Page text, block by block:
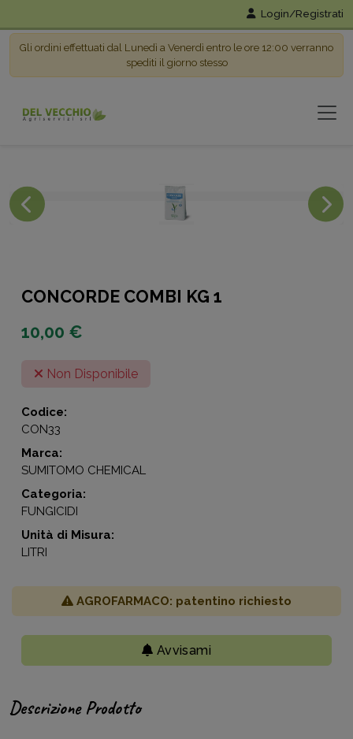
Login/Registrati
Gli ordini effettuati dal Lunedì a Venerdì entro le ore 12:00 verranno
spediti il giorno stesso
CONCORDE COMBI KG 1
10,00 €
Non Disponibile
Codice:
CON33
Marca:
SUMITOMO CHEMICAL
Categoria:
FUNGICIDI
Unità di Misura:
LITRI
AGROFARMACO: patentino richiesto
Avvisami
Descrizione Prodotto